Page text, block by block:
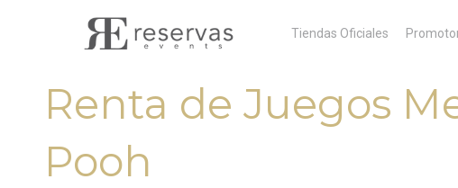
Tiendas Oficiales
Renta de Juegos
Pooh